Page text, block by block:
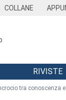
COLLANE
RIVISTE
tra conoscenza